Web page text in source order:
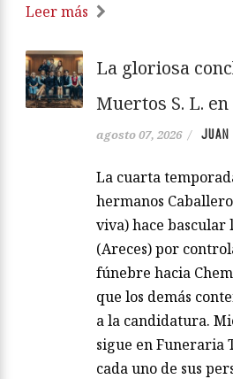
Leer más
La gloriosa
Muertos S. L.
agosto 07, 2026 /
La cuarta
hermanos
viva) hace bascular
(Areces) por
fúnebre hacia
que los demás
a la candidatura.
sigue en Funeraria
cada uno de sus